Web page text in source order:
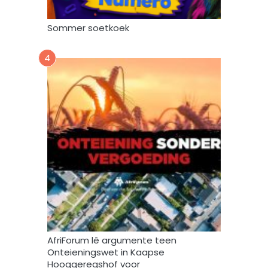
e
r
w
r
k
,
s
t
o
o
e
n
g
e
b
r
u
i
Sommer soetkoek
4
AfriForum lê argumente teen
Onteieningswet in Kaapse
Hooggeregshof voor